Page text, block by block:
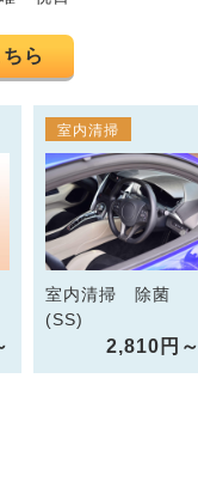
ら
室内清掃
室内清掃 除菌
(SS)
2,810円～